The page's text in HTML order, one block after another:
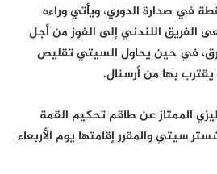
فريق أرسنال 50 نقطة في صدارة الدوري، ويأتي وراءه
ويسعى الفريق اللندني إلى الفوز من أجل
في حين يحاول السيتي تقليص
بها من أرسنال.
الممتاز عن طاقم تحكيم القمة
سيتي والمقرر إقامتها يوم الأربعاء